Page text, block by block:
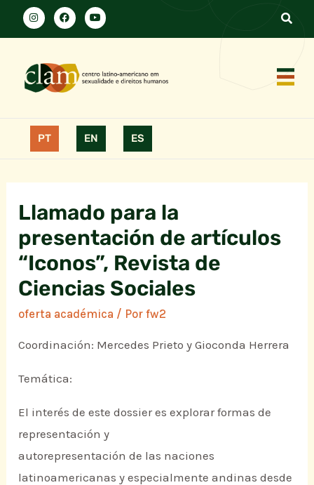
PT EN ES
Llamado para la
presentación de artículos
“Iconos”, Revista de
Ciencias Sociales
oferta académica / Porfw2
Coordinación: Mercedes Prieto y Gioconda Herrera
Temática:
El interés de este dossier es explorar formas de
representación y
autorepresentación de las naciones
latinoamericanas y especialmente andinas desde